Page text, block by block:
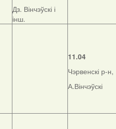
Дз. Вінчэўскі і
інш.
11.04
Чэрвенскі р-н,
А.Вінчэўскі